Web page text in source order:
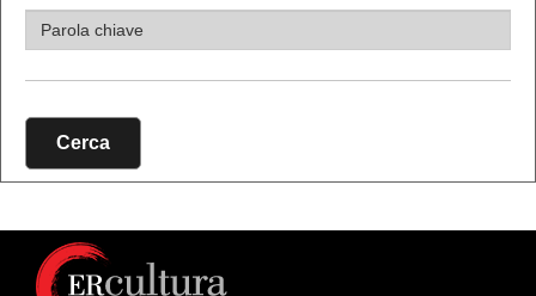
Cerca